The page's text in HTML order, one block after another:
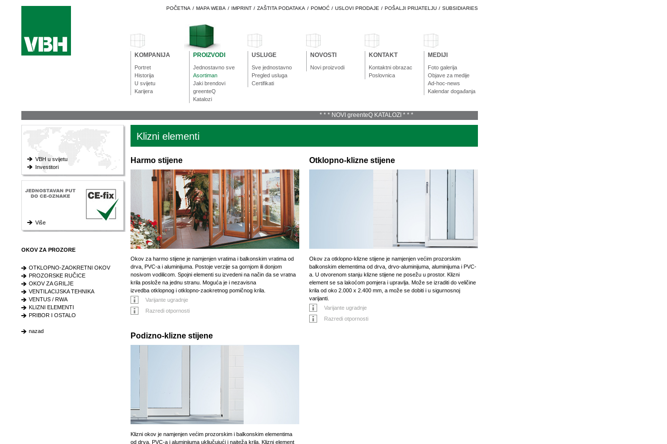
POČETNA / MAPA WEBA / IMPRINT / ZAŠTITA PODATAKA / POMOĆ / USLOVI PRODAJE / POŠALJI PRIJATELJU / SUBSIDIARIES
KOMPANIJA
Portret
Historija
U svijetu
Karijera
PROIZVODI
Jednostavno sve
Asortiman
Jaki brendovi
greenteQ
Katalozi
USLUGE
Sve jednostavno
Pregled usluga
Certifikati
NOVOSTI
Novi proizvodi
KONTAKT
Kontaktni obrazac
Poslovnica
MEDIJI
Foto galerija
Objave za medije
Ad-hoc-news
Kalendar događanja
* * * NOVI greenteQ KATALOZI * * *
VBH u svijetu
Investitori
Više
OKOV ZA PROZORE
OTKLOPNO-ZAOKRETNI OKOV
PROZORSKE RUČICE
OKOV ZA GRILJE
VENTILACIJSKA TEHNIKA
VENTUS / RWA
KLIZNI ELEMENTI
PRIBOR I OSTALO
nazad
Klizni elementi
Harmo stijene
Okov za harmo stijene je namjenjen vratima i balkonskim vratima od
drva, PVC-a i aluminijuma. Postoje verzije sa gornjom ili donjom
nosivom vodilicom. Spojni elementi su izvedeni na način da se vratna
krila poslože na jednu stranu. Moguća je i nezavisna
izvedba otklopnog i otklopno-zaokretnog pomičnog krila.
Varijante ugradnje
Razredi otpornosti
Otklopno-klizne stijene
Okov za otklopno-klizne stijene je namjenjen većim prozorskim
balkonskim elementima od drva, drvo-aluminijuma, aluminijuma i PVC-
a. U otvorenom stanju klizne stijene ne posežu u prostor. Klizni
element se sa lakoćom pomjera i upravlja. Može se izraditi do veličine
krila od oko 2.000 x 2.400 mm, a može se dobiti i u sigurnosnoj
varijanti.
Varijante ugradnje
Razredi otpornosti
Podizno-klizne stijene
Klizni okov je namjenjen većim prozorskim i balkonskim elementima
od drva, PVC-a i aluminijuma uključujući i najteža krila. Klizni element